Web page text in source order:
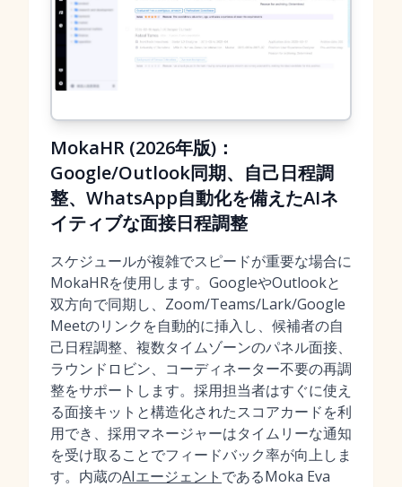
MokaHR (2026年版)：
Google/Outlook同期、自己日程調
整、WhatsApp自動化を備えたAIネ
イティブな面接日程調整
スケジュールが複雑でスピードが重要な場合に
MokaHRを使用します。GoogleやOutlookと
双方向で同期し、Zoom/Teams/Lark/Google
Meetのリンクを自動的に挿入し、候補者の自
己日程調整、複数タイムゾーンのパネル面接、
ラウンドロビン、コーディネーター不要の再調
整をサポートします。採用担当者はすぐに使え
る面接キットと構造化されたスコアカードを利
用でき、採用マネージャーはタイムリーな通知
を受け取ることでフィードバック率が向上しま
す。内蔵のAIエージェント であるMoka Eva